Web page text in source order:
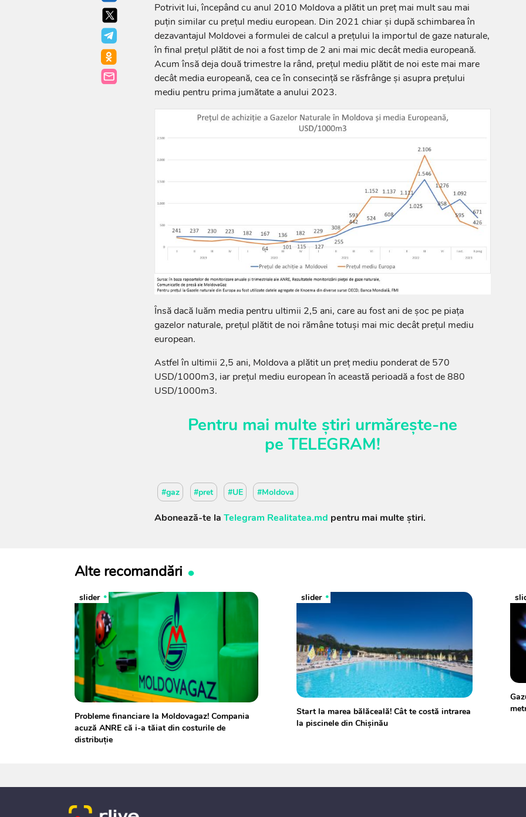
Potrivit lui, începând cu anul 2010 Moldova a plătit un preț mai mult sau mai
puțin similar cu prețul mediu european. Din 2021 chiar și după schimbarea în
dezavantajul Moldovei a formulei de calcul a prețului la importul de gaze naturale,
în final prețul plătit de noi a fost timp de 2 ani mai mic decât media europeană.
Acum însă deja două trimestre la rând, prețul mediu plătit de noi este mai mare
decât media europeană, cea ce în consecință se răsfrânge și asupra prețului
mediu pentru prima jumătate a anului 2023.
Însă dacă luăm media pentru ultimii 2,5 ani, care au fost ani de șoc pe piața
gazelor naturale, prețul plătit de noi rămâne totuși mai mic decât prețul mediu
european.
Astfel în ultimii 2,5 ani, Moldova a plătit un preț mediu ponderat de 570
USD/1000m3, iar prețul mediu european în această perioadă a fost de 880
USD/1000m3.
Pentru mai multe știri urmărește-ne
pe TELEGRAM!
#gaz #pret #UE #Moldova
Abonează-te la Telegram Realitatea.md pentru mai multe știri.
Alte recomandări
slider
Probleme financiare la Moldovagaz! Compania
acuză ANRE că i-a tăiat din costurile de
distribuție
slider
Start la marea bălăceală! Cât te costă intrarea
la piscinele din Chișinău